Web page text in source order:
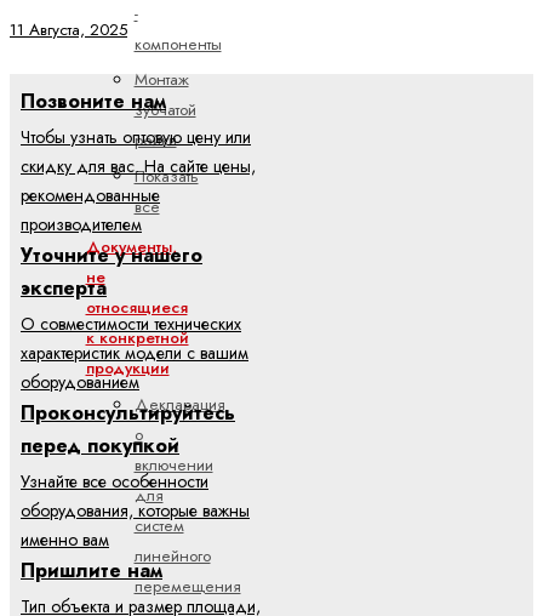
-
компоненты
Монтаж
зубчатой
рейки
Показать
все
Документы,
не
относящиеся
к конкретной
продукции
Декларация
о
включении
для
систем
линейного
перемещения
11 Августа, 2025
Позвоните нам
Чтобы узнать оптовую цену или
скидку для вас. На сайте цены,
рекомендованные
производителем
Уточните у нашего
эксперта
О совместимости технических
характеристик модели с вашим
оборудованием
Проконсультируйтесь
перед покупкой
Узнайте все особенности
оборудования, которые важны
именно вам
Пришлите нам
Тип объекта и размер площади,